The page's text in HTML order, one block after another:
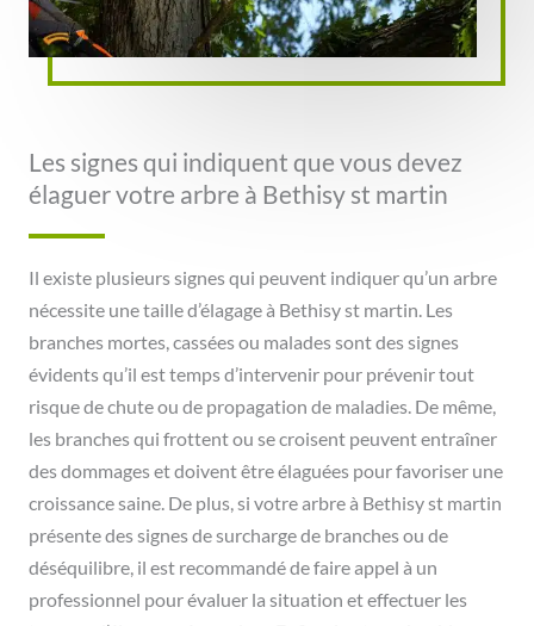
Les signes qui indiquent que vous devez
élaguer votre arbre à Bethisy st martin
Il existe plusieurs signes qui peuvent indiquer qu’un arbre
nécessite une taille d’élagage à Bethisy st martin. Les
branches mortes, cassées ou malades sont des signes
évidents qu’il est temps d’intervenir pour prévenir tout
risque de chute ou de propagation de maladies. De même,
les branches qui frottent ou se croisent peuvent entraîner
des dommages et doivent être élaguées pour favoriser une
croissance saine. De plus, si votre arbre à Bethisy st martin
présente des signes de surcharge de branches ou de
déséquilibre, il est recommandé de faire appel à un
professionnel pour évaluer la situation et effectuer les